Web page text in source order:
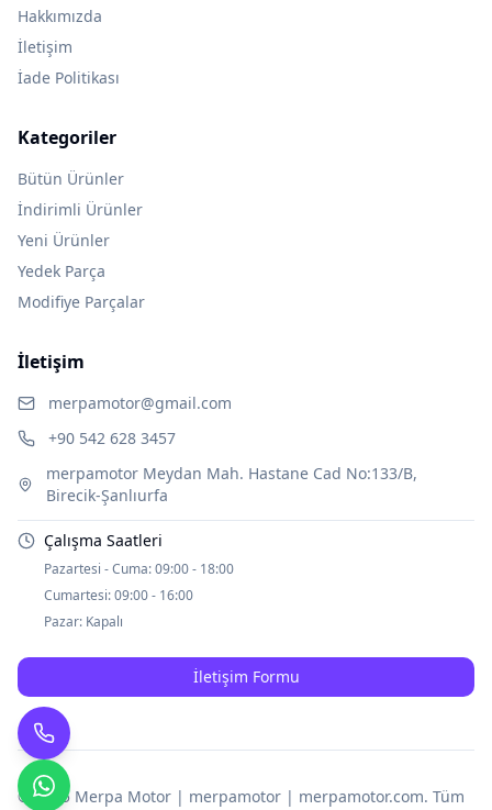
Hakkımızda
İletişim
İade Politikası
Kategoriler
Bütün Ürünler
İndirimli Ürünler
Yeni Ürünler
Yedek Parça
Modifiye Parçalar
İletişim
merpamotor@gmail.com
+90 542 628 3457
merpamotor Meydan Mah. Hastane Cad No:133/B,
Birecik-Şanlıurfa
Çalışma Saatleri
Pazartesi - Cuma:09:00 - 18:00
Cumartesi:09:00 - 16:00
Pazar: Kapalı
İletişim Formu
© 2025 Merpa Motor | merpamotor | merpamotor.com. Tüm